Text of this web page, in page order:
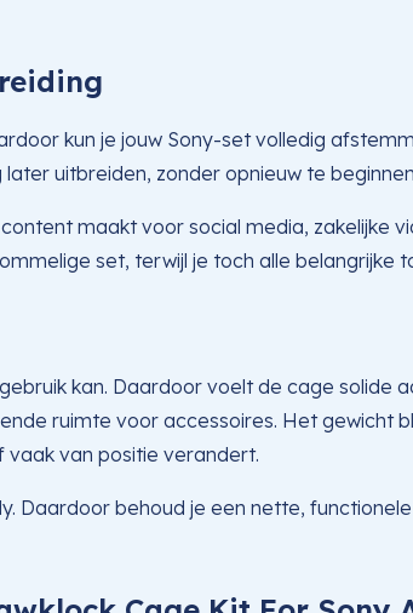
kun je jouw Sony-set volledig
uitbreiden, zonder opnieuw te
maakt voor social media, zakelijke
set, terwijl je toch alle belangrijke
kan. Daardoor voelt de cage solide
ruimte voor accessoires. Het gewicht
vaak van positie verandert.
Daardoor behoud je een nette,